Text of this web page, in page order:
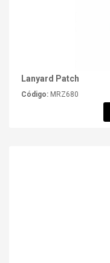
Lanyard Patch
Código: MRZ680